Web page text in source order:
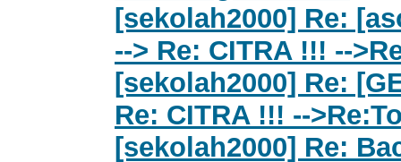
[sekolah2000] Re:
--> Re: CITRA !!! --
[sekolah2000] Re:
Re: CITRA !!! --
[sekolah2000] Re: